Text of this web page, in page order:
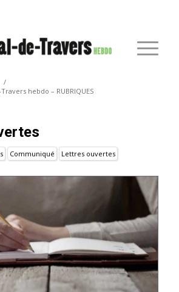
/
hebdo – RUBRIQUES
Communiqué Lettres ouvertes